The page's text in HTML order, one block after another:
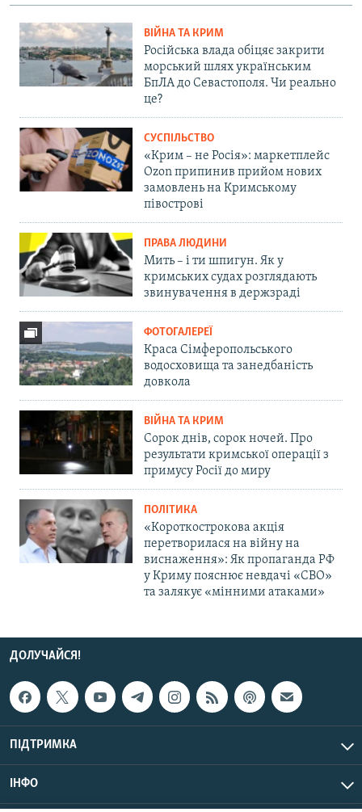
ВІЙНА ТА КРИМ
Російська влада обіцяє закрити
морський шлях українським
БпЛА до Севастополя. Чи реально
це?
СУСПІЛЬСТВО
«Крим – не Росія»: маркетплейс
Ozon припинив прийом нових
замовлень на Кримському
півострові
ПРАВА ЛЮДИНИ
Мить – і ти шпигун. Як у
кримських судах розглядають
звинувачення в держзраді
ФОТОГАЛЕРЕЇ
Краса Сімферопольського
водосховища та занедбаність
довкола
ВІЙНА ТА КРИМ
Сорок днів, сорок ночей. Про
результати кримської операції з
примусу Росії до миру
ПОЛІТИКА
«Короткострокова акція
перетворилася на війну на
виснаження»: Як пропаганда РФ
у Криму пояснює невдачі «СВО»
та залякує «мінними атаками»
ДОЛУЧАЙСЯ!
ПІДТРИМКА
ІНФО